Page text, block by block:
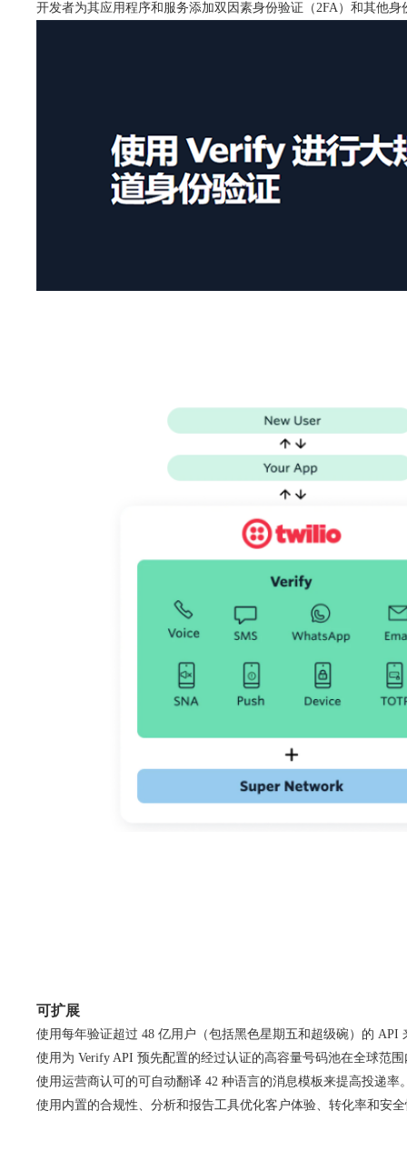
开发者为其应用程序和服务添加双因素身份验证（2FA）和其他
可扩展
使用每年验证超过 48 亿用户（包括黑色星期五和超级碗）的 API
使用为 Verify API 预先配置的经过认证的高容量号码池在全球范
使用运营商认可的可自动翻译 42 种语言的消息模板来提高投递率
使用内置的合规性、分析和报告工具优化客户体验、转化率和安